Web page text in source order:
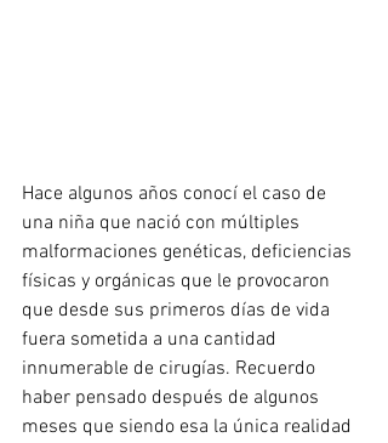
Hace algunos años conocí el caso de
una niña que nació con múltiples
malformaciones genéticas, deficiencias
físicas y orgánicas que le provocaron
que desde sus primeros días de vida
fuera sometida a una cantidad
innumerable de cirugías. Recuerdo
haber pensado después de algunos
meses que siendo esa la única realidad